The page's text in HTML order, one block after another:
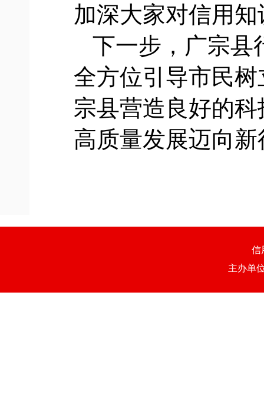
加深大家对信用
下一步，广宗县
全方位引导市民树
宗县营造良好的
高质量发展迈向新
信
主办单